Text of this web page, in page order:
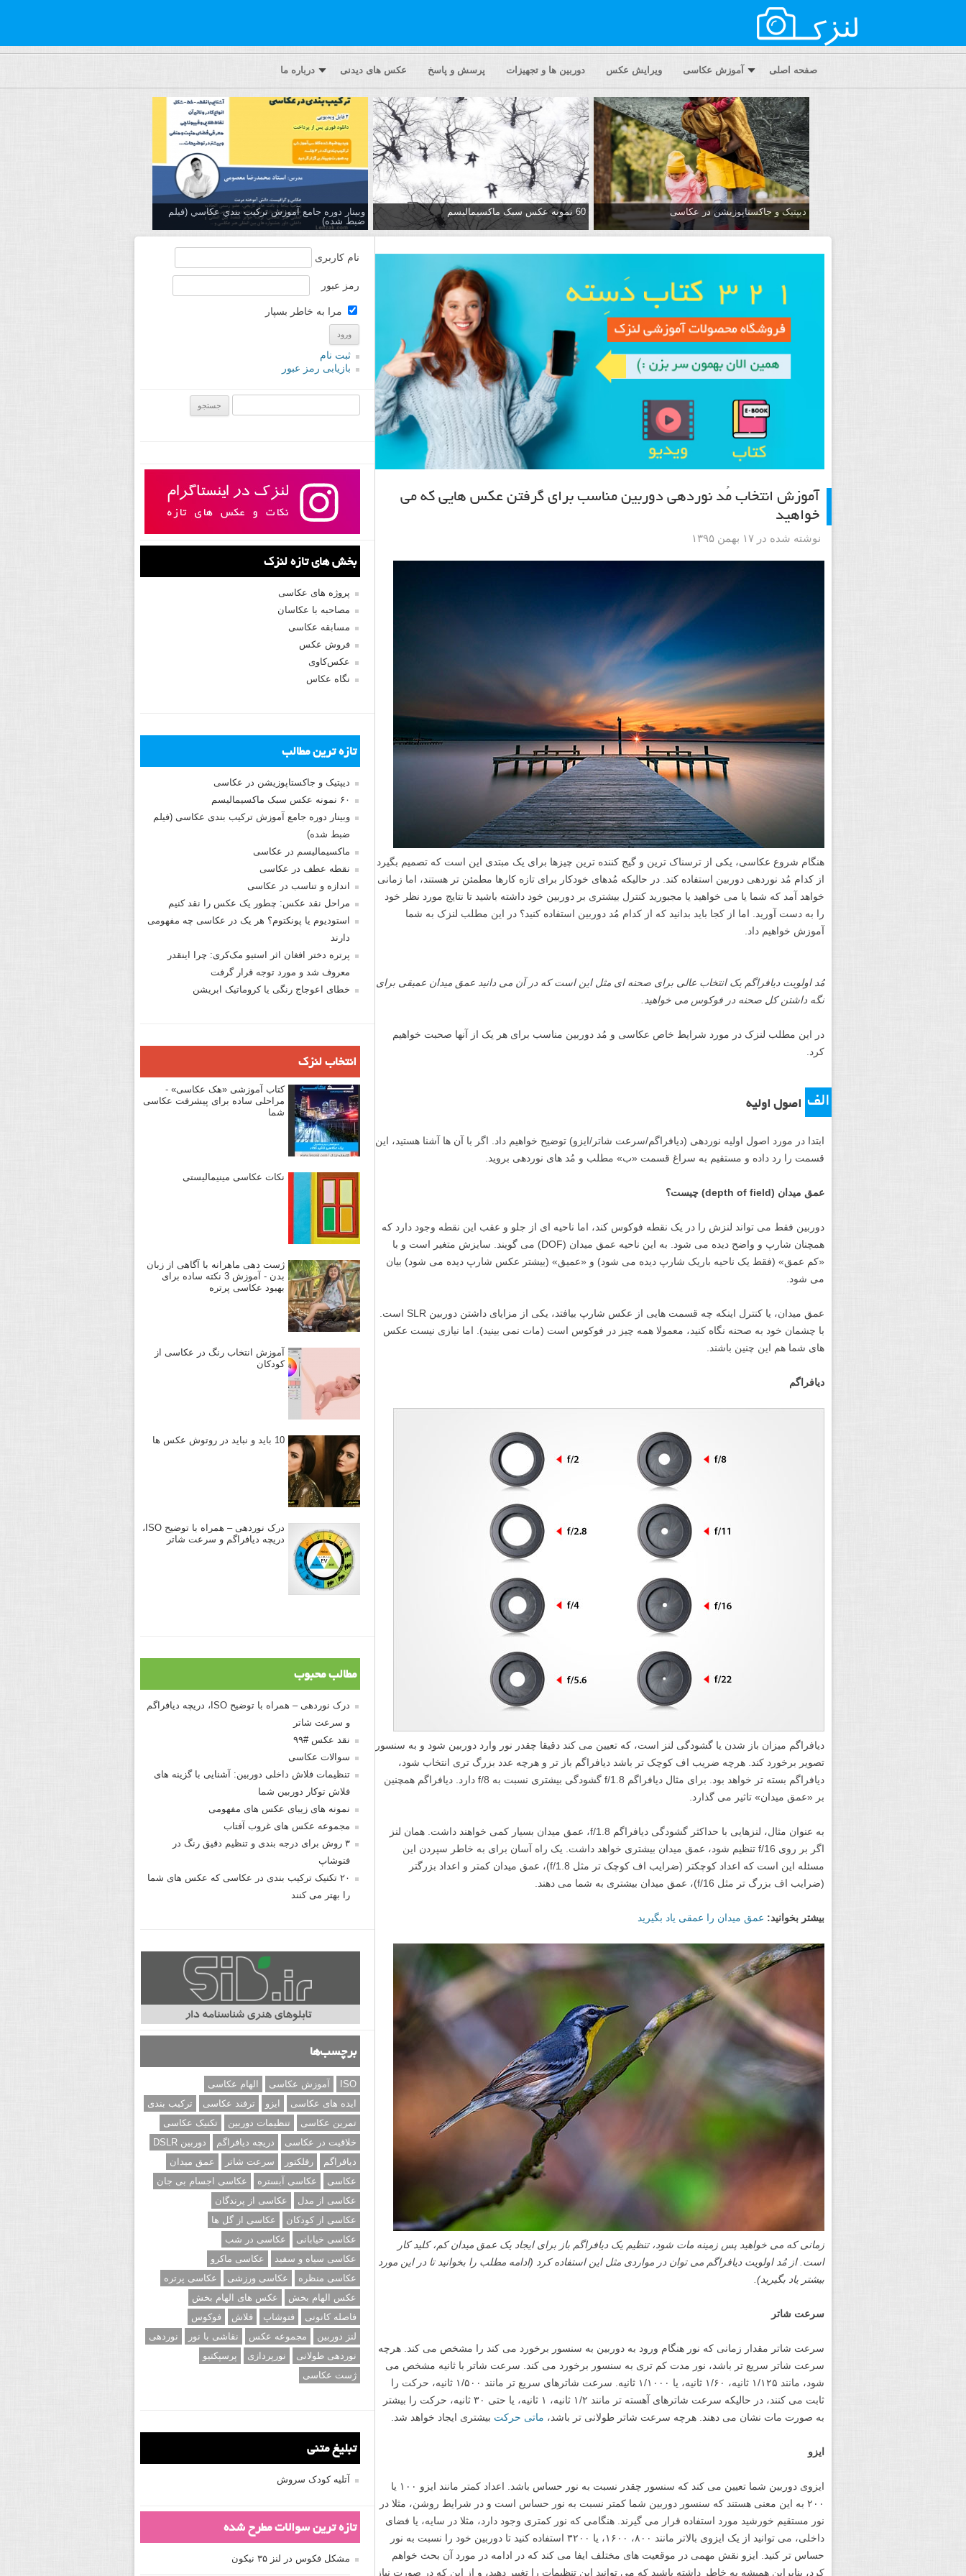
صفحه اصلی آموزش عکاسی ویرایش عکس دوربین ها و تجهیزات پرسش و پاسخ عکس های دیدنی درباره ما
دیپتیک و جاکستا‌پوزیشن در عکاسی 60 نمونه عکس سبک ماکسیمالیسم
وبینار دوره جامع آموزش تركيب بندي عكاسي (فیلم
ضبط شده)
آموزش انتخاب مُد نوردهی دوربین مناسب برای گرفتن عکس هایی که می
خواهید
نوشته شده در ۱۷ بهمن ۱۳۹۵
هنگام شروع عکاسی، یکی از ترسناک ترین و گیج کننده ترین چیزها برای یک مبتدی این است که تصمیم بگیرد
از کدام مُد نوردهی دوربین استفاده کند. در حالیکه مُدهای خودکار برای تازه کارها مطمئن تر هستند، اما زمانی
خواهد آمد که شما یا می خواهید یا مجبورید کنترل بیشتری بر دوربین خود داشته باشید تا نتایج مورد نظر خود
را به دست آورید. اما از کجا باید بدانید که از کدام مُد دوربین استفاده کنید؟ در این مطلب لنزک به شما
آموزش خواهیم داد.
مُد اولویت دیافراگم یک انتخاب عالی برای صحنه ای مثل این است که در آن می دانید عمق میدان عمیقی برای
نگه داشتن کل صحنه در فوکوس می خواهید.
در این مطلب لنزک در مورد شرایط خاص عکاسی و مُد دوربین مناسب برای هر یک از آنها صحبت خواهیم
کرد.
الف اصول اولیه
ابتدا در مورد اصول اولیه نوردهی (دیافراگم/سرعت شاتر/ایزو) توضیح خواهیم داد. اگر با آن ها آشنا هستید، این
قسمت را رد داده و مستقیم به سراغ قسمت «ب» مطلب و مُد های نوردهی بروید.
عمق میدان (depth of field) چیست؟
دوربین فقط می تواند لنزش را در یک نقطه فوکوس کند، اما ناحیه ای از جلو و عقب این نقطه وجود دارد که
همچنان شارپ و واضح دیده می شود. به این ناحیه عمق میدان (DOF) می گویند. سایزش متغیر است و با
«کم عمق» (فقط یک ناحیه باریک شارپ دیده می شود) و «عمیق» (بیشتر عکس شارپ دیده می شود) بیان
می شود.
عمق میدان، یا کنترل اینکه چه قسمت هایی از عکس شارپ بیافتد، یکی از مزایای داشتن دوربین SLR است.
با چشمان خود به صحنه نگاه کنید، معمولا همه چیز در فوکوس است (مات نمی بینید). اما نیازی نیست عکس
های شما هم این چنین باشند.
دیافراگم
دیافراگم میزان باز شدن یا گشودگی لنز است، که تعیین می کند دقیقا چقدر نور وارد دوربین شود و به سنسور
تصویر برخورد کند. هرچه ضریب اف کوچک تر باشد دیافراگم باز تر و هرچه عدد بزرگ تری انتخاب شود،
دیافراگم بسته تر خواهد بود. برای مثال دیافراگم f/1.8 گشودگی بیشتری نسبت به f/8 دارد. دیافراگم همچنین
بر «عمق میدان» تاثیر می گذارد.
به عنوان مثال، لنزهایی با حداکثر گشودگی دیافراگم f/1.8، عمق میدان بسیار کمی خواهند داشت. همان لنز
اگر بر روی f/16 تنظیم شود، عمق میدان بیشتری خواهد داشت. یک راه آسان برای به خاطر سپردن این
مسئله این است که اعداد کوچکتر (ضرایب اف کوچک تر مثل f/1.8)، عمق میدان کمتر و اعداد بزرگتر
(ضرایب اف بزرگ تر مثل f/16)، عمق میدان بیشتری به شما می دهند.
بیشتر بخوانید: عمق میدان را عمقی یاد بگیرید
زمانی که می خواهید پس زمینه مات شود، تنظیم یک دیافراگم باز برای ایجاد یک عمق میدان کم، کلید کار
است. از مُد اولویت دیافراگم می توان در مواردی مثل این استفاده کرد (ادامه مطلب را بخوانید تا در این مورد
بیشتر یاد بگیرید).
سرعت شاتر
سرعت شاتر مقدار زمانی که نور هنگام ورود به دوربین به سنسور برخورد می کند را مشخص می کند. هرچه
سرعت شاتر سریع تر باشد، نور مدت کم تری به سنسور برخورد می کند. سرعت شاتر با ثانیه مشخص می
شود، مانند ۱/۱۲۵ ثانیه، ۱/۶۰ ثانیه، یا ۱/۱۰۰۰ ثانیه. سرعت شاترهای سریع تر مانند ۱/۵۰۰ ثانیه، حرکت را
ثابت می کنند، در حالیکه سرعت شاترهای آهسته تر مانند ۱/۲ ثانیه، ۱ ثانیه، یا حتی ۳۰ ثانیه، حرکت را بیشتر
به صورت مات نشان می دهند. هرچه سرعت شاتر طولانی تر باشد، ماتی حرکت بیشتری ایجاد خواهد شد.
ایزو
ایزوی دوربین شما تعیین می کند که سنسور چقدر نسبت به نور حساس باشد. اعداد کمتر مانند ایزو ۱۰۰ یا
۲۰۰ به این معنی هستند که سنسور دوربین شما کمتر نسبت به نور حساس است و در شرایط روشن، مثلا در
نور مستقیم خورشید مورد استفاده قرار می گیرند. هنگامی که نور کمتری وجود دارد، مثلا در سایه، یا فضای
داخلی، می توانید از یک ایزوی بالاتر مانند ۸۰۰، ۱۶۰۰، یا ۳۲۰۰ استفاده کنید تا دوربین خود را نسبت به نور
حساس تر کنید. ایزو نقش مهمی در موقعیت های مختلف ایفا می کند که در ادامه در مورد آن بحث خواهم
کرد، بنابراین همیشه به خاطر داشته باشید که می توانید این تنظیمات را تغییر دهید، و از این که در صورت نیاز
نام کاربری
رمز عبور
مرا به خاطر بسپار
ثبت نام
بازیابی رمز عبور
بخش های تازه لنزک
پروژه های عکاسی
مصاحبه با عکاسان
مسابقه عکاسی
فروش عکس
عکس‌کاوی
نگاه عکاس
تازه ترین مطالب
دیپتیک و جاکستا‌پوزیشن در عکاسی
۶۰ نمونه عکس سبک ماکسیمالیسم
وبینار دوره جامع آموزش ترکیب بندی عکاسی (فیلم
ضبط شده)
ماکسیمالیسم در عکاسی
نقطه عطف در عکاسی
اندازه و تناسب در عکاسی
مراحل نقد عکس: چطور یک عکس را نقد کنیم
استودیوم یا پونکتوم؟ هر یک در عکاسی چه مفهومی
دارند
پرتره دختر افغان اثر استیو مک‌کری: چرا اینقدر
معروف شد و مورد توجه قرار گرفت
خطای اعوجاج رنگی یا کروماتیک ابریشن
انتخاب لنزک
کتاب آموزشی «هک عکاسی» -
مراحلی ساده برای پیشرفت عکاسی
شما
نکات عکاسی مینیمالیستی
ژست دهی ماهرانه با آگاهی از زبان
بدن - آموزش 3 نکته ساده برای
بهبود عکاسی پرتره
آموزش انتخاب رنگ در عکاسی از
کودکان
10 باید و نباید در روتوش عکس ها
درک نوردهی – همراه با توضیح ISO،
دریچه دیافراگم و سرعت شاتر
مطالب محبوب
درک نوردهی – همراه با توضیح ISO، دریچه دیافراگم
و سرعت شاتر
نقد عکس #۹۹
سوالات عکاسی
تنظیمات فلاش داخلی دوربین: آشنایی با گزینه های
فلاش توکار دوربین شما
نمونه های زیبای عکس های مفهومی
مجموعه عکس های غروب آفتاب
۳ روش برای درجه بندی و تنظیم دقیق رنگ در
فتوشاپ
۲۰ تکنیک ترکیب بندی در عکاسی که عکس های شما
را بهتر می کنند
برچسب‌ها
ISO آموزش عکاسی
الهام عکاسی
ایده های عکاسی
ایزو ترفند عکاسی
ترکیب بندی
تمرین عکاسی
تنظیمات دوربین
تکنیک عکاسی
خلاقیت در عکاسی
دریچه دیافراگم
دوربین DSLR
دیافراگم
رفلکتور سرعت شاتر
عمق میدان
عکاسی
عکاسی آبستره
عکاسی اجسام بی جان
عکاسی از مدل
عکاسی از پرندگان
عکاسی از کودکان
عکاسی از گل ها
عکاسی خیابانی
عکاسی در شب
عکاسی سیاه و سفید
عکاسی ماکرو
عکاسی منظره
عکاسی ورزشی
عکاسی پرتره
عکس الهام بخش
عکس های الهام بخش
فاصله کانونی
فتوشاپ فلاش
فوکوس
لنز دوربین
مجموعه عکس نقاشی با نور
نوردهی
نوردهی طولانی
نورپردازی
پرسپکتیو
ژست عکاسی
تبلیغ متنی
آتلیه کودک سروش
تازه ترین سوالات مطرح شده
مشکل فکوس در لنز ۳۵ نیکون